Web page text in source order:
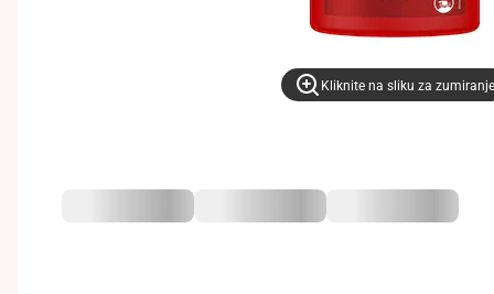
Kliknite na sliku za zumiranje